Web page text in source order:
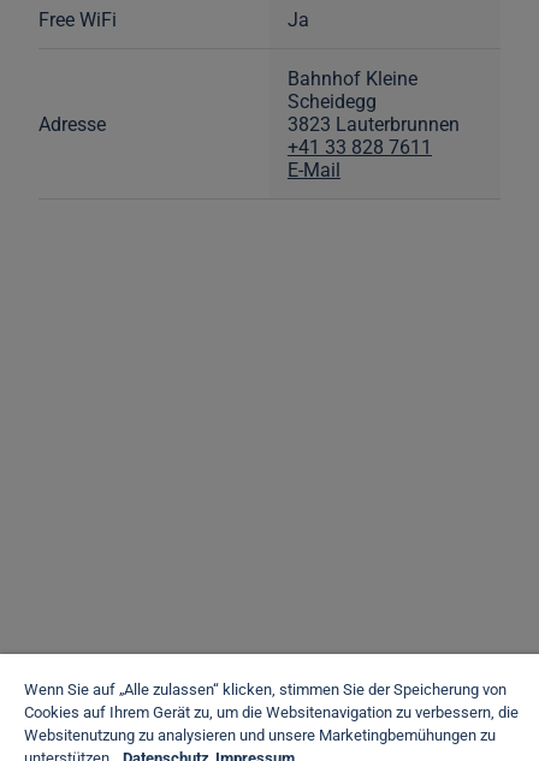
Free WiFi Ja
Adresse
Bahnhof Kleine
Scheidegg
3823 Lauterbrunnen
+41 33 828 7611
E-Mail
Wenn Sie auf „Alle zulassen“ klicken, stimmen Sie der Speicherung von
Cookies auf Ihrem Gerät zu, um die Websitenavigation zu verbessern, die
Websitenutzung zu analysieren und unsere Marketingbemühungen zu